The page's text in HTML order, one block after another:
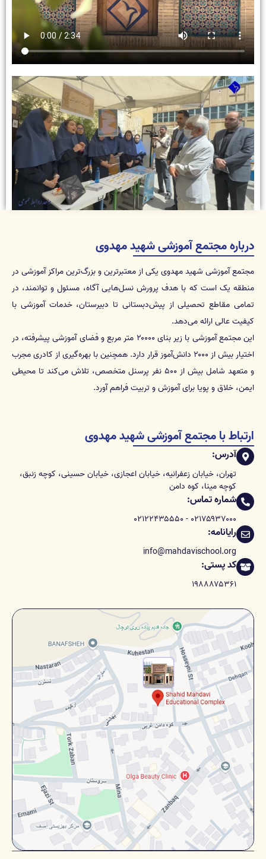
درباره مجتمع آموزشی شهید مهدوی
مجتمع آموزشی شهید مهدوی یکی از معتبرترین و بزرگ‌ترین مراکز آموزشی در
منطقه یک است که با هدف پرورش نسل‌هایی آگاه، مسئول و توانمند، در
تمامی مقاطع تحصیلی از پیش‌دبستانی تا دبیرستان، خدمات آموزشی با
کیفیت عالی ارائه می‌دهد.
این مجتمع آموزشی با زیر بنای ۲۰۰۰۰ متر مربع و فضای آموزشی پیشرفته، در
اختیار بیش از ۲۰۰۰ دانش‌آموز قرار دارد. همچنین با بهره‌گیری از کادری مجرب
و متعهد شامل بیش از ۵۰۰ نفر پرسنل متخصص، تلاش می‌کند تا محیطی
ایمن، خلاق و پویا برای آموزش و تربیت فراهم آورد.
ارتباط با مجتمع آموزشی شهید مهدوی
آدرس:
تهران، خیابان زعفرانیه، خیابان اعجازی، خیابان حسینی، کوچه زنبق،
کوچه مینا، کوه دامن
شماره تماس:
۰۲۱۷۵۹۳۷۰۰۰ - ۰۲۱۲۲۴۳۵۵۵۰
رایانامه:
info@mahdavischool.org
کد پستی:
۱۹۸۸۸۷۵۳۶۱